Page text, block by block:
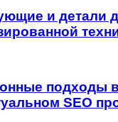
и детали
подходы в
SEO